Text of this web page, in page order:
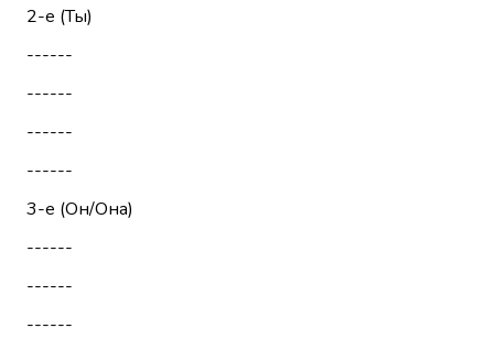
2-е (Ты)
------
------
------
------
3-е (Он/Она)
------
------
------